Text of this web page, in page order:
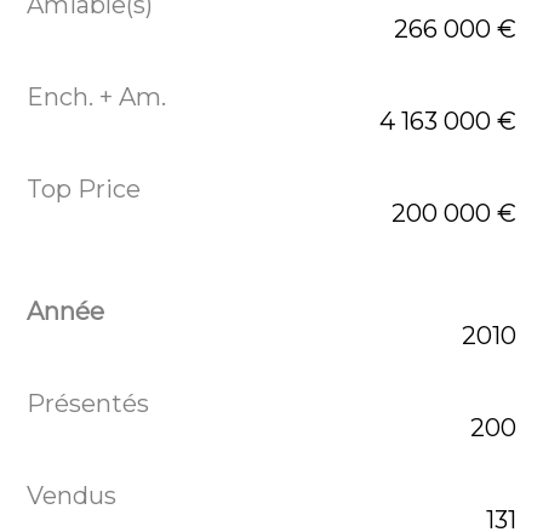
266 000 €
4 163 000 €
200 000 €
2010
200
131